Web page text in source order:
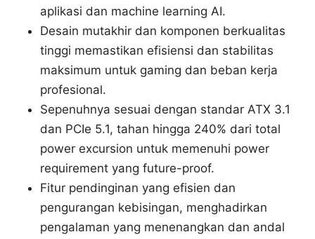
aplikasi dan machine learning AI.
Desain mutakhir dan komponen berkualitas
tinggi memastikan efisiensi dan stabilitas
maksimum untuk gaming dan beban kerja
profesional.
Sepenuhnya sesuai dengan standar ATX 3.1
dan PCIe 5.1, tahan hingga 240% dari total
power excursion untuk memenuhi power
requirement yang future-proof.
Fitur pendinginan yang efisien dan
pengurangan kebisingan, menghadirkan
pengalaman yang menenangkan dan andal